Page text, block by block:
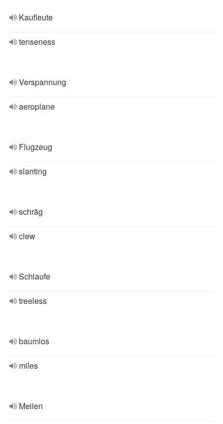
Kaufleute
tenseness
Verspannung
aeroplane
Flugzeug
slanting
schräg
clew
Schlaufe
treeless
baumlos
miles
Meilen